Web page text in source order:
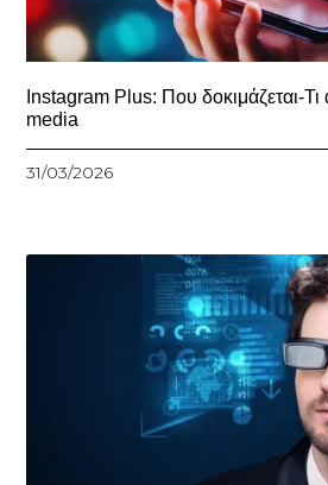
Instagram Plus: Που δοκιμάζεται-Τι
media
31/03/2026